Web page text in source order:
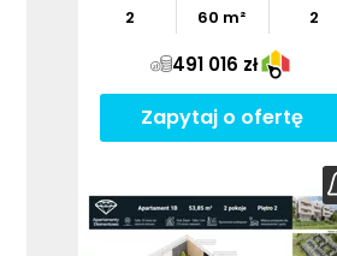
2
60 m²
2
491 016 zł
Zapytaj o ofertę